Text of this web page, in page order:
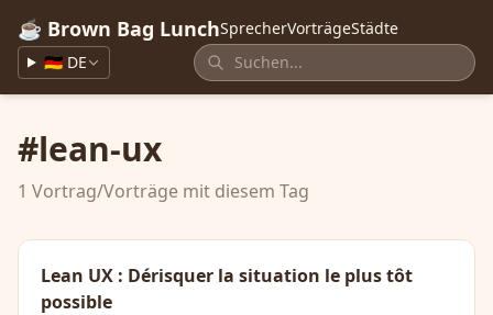
☕ Brown Bag LunchSprecherVorträgeStädte
🇩🇪 DE
#lean-ux
1 Vortrag/Vorträge mit diesem Tag
Lean UX : Dérisquer la situation le plus tôt
possible